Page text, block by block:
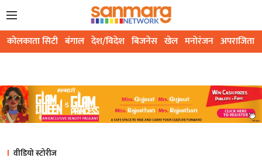
कोलकाता सिटी बंगाल देश/विदेश बिजनेस खेल मनोरंजन अपराजिता
वीडियो स्टोरीज